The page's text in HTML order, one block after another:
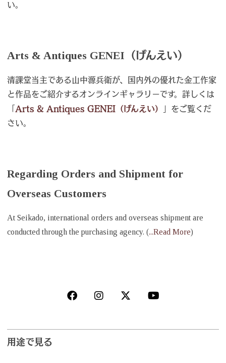
い。
Arts & Antiques GENEI（げんえい）
清課堂当主である山中源兵衛が、国内外の優れた金工作家
と作品をご紹介するオンラインギャラリーです。詳しくは
Arts & Antiques GENEI（げんえい）
」をご覧くだ
さい。
Regarding Orders and Shipment for
Overseas Customers
At Seikado, international orders and overseas shipment are
conducted through the purchasing agency. (...Read More)
用途で見る